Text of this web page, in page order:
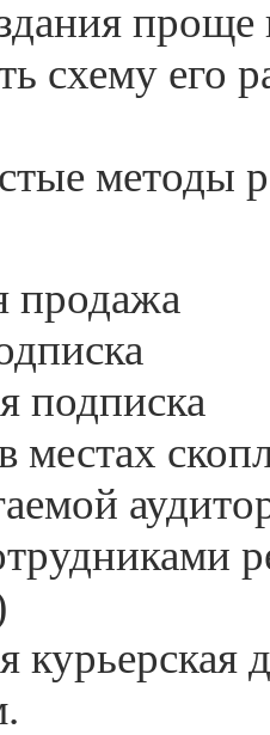
проще
схему его
методы
продажа
подписка
местах
курьерская